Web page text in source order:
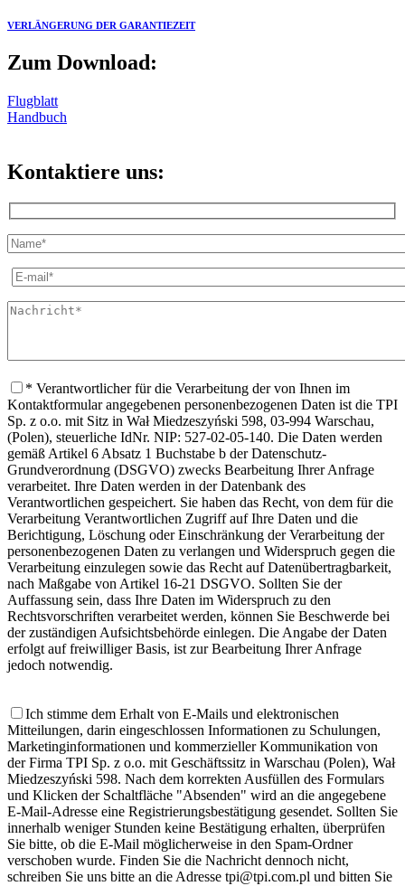
VERLÄNGERUNG DER GARANTIEZEIT
Zum Download:
Flugblatt
Handbuch
Kontaktiere uns:
* Verantwortlicher für die Verarbeitung der von Ihnen im
Kontaktformular angegebenen personenbezogenen Daten ist die TPI
Sp. z o.o. mit Sitz in Wał Miedzeszyński 598, 03-994 Warschau,
(Polen), steuerliche IdNr. NIP: 527-02-05-140. Die Daten werden
gemäß Artikel 6 Absatz 1 Buchstabe b der Datenschutz-
Grundverordnung (DSGVO) zwecks Bearbeitung Ihrer Anfrage
verarbeitet. Ihre Daten werden in der Datenbank des
Verantwortlichen gespeichert. Sie haben das Recht, von dem für die
Verarbeitung Verantwortlichen Zugriff auf Ihre Daten und die
Berichtigung, Löschung oder Einschränkung der Verarbeitung der
personenbezogenen Daten zu verlangen und Widerspruch gegen die
Verarbeitung einzulegen sowie das Recht auf Datenübertragbarkeit,
nach Maßgabe von Artikel 16-21 DSGVO. Sollten Sie der
Auffassung sein, dass Ihre Daten im Widerspruch zu den
Rechtsvorschriften verarbeitet werden, können Sie Beschwerde bei
der zuständigen Aufsichtsbehörde einlegen. Die Angabe der Daten
erfolgt auf freiwilliger Basis, ist zur Bearbeitung Ihrer Anfrage
jedoch notwendig.
Ich stimme dem Erhalt von E-Mails und elektronischen
Mitteilungen, darin eingeschlossen Informationen zu Schulungen,
Marketinginformationen und kommerzieller Kommunikation von
der Firma TPI Sp. z o.o. mit Geschäftssitz in Warschau (Polen), Wał
Miedzeszyński 598. Nach dem korrekten Ausfüllen des Formulars
und Klicken der Schaltfläche "Absenden" wird an die angegebene
E-Mail-Adresse eine Registrierungsbestätigung gesendet. Sollten Sie
innerhalb weniger Stunden keine Bestätigung erhalten, überprüfen
Sie bitte, ob die E-Mail möglicherweise in den Spam-Ordner
verschoben wurde. Finden Sie die Nachricht dennoch nicht,
schreiben Sie uns bitte an die Adresse tpi@tpi.com.pl und bitten Sie